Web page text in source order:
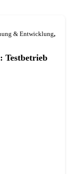
& Entwicklung,
Testbetrieb